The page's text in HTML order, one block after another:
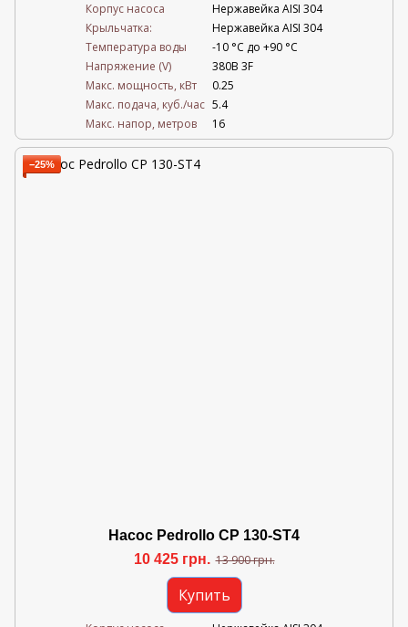
Корпус насоса
Нержавейка AISI 304
Крыльчатка:
Нержавейка AISI 304
Температура воды
-10 °C до +90 °C
Напряжение (V)
380В 3F
Mакс. мощность, кВт
0.25
Mакс. подача, куб./час 5.4
Maкс. напор, метров
16
−25%
Насос Pedrollo CP 130-ST4
10 425 грн. 13 900 грн.
Купить